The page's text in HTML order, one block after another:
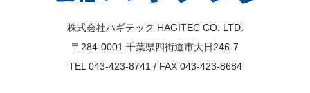
株式会社ハギテック HAGITEC CO. LTD.
〒284-0001 千葉県四街道市大日246-7
TEL 043-423-8741 / FAX 043-423-8684